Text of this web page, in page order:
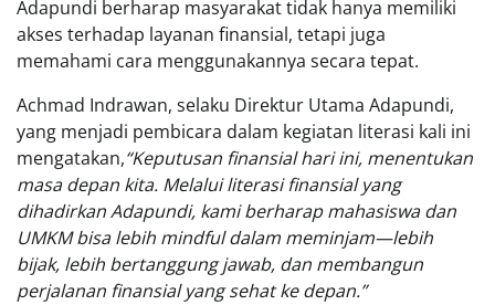
Adapundi berharap masyarakat tidak hanya memiliki
akses terhadap layanan finansial, tetapi juga
memahami cara menggunakannya secara tepat.
Achmad Indrawan, selaku Direktur Utama Adapundi,
yang menjadi pembicara dalam kegiatan literasi kali ini
mengatakan,“Keputusan finansial hari ini, menentukan
masa depan kita. Melalui literasi finansial yang
dihadirkan Adapundi, kami berharap mahasiswa dan
UMKM bisa lebih mindful dalam meminjam—lebih
bijak, lebih bertanggung jawab, dan membangun
perjalanan finansial yang sehat ke depan.”